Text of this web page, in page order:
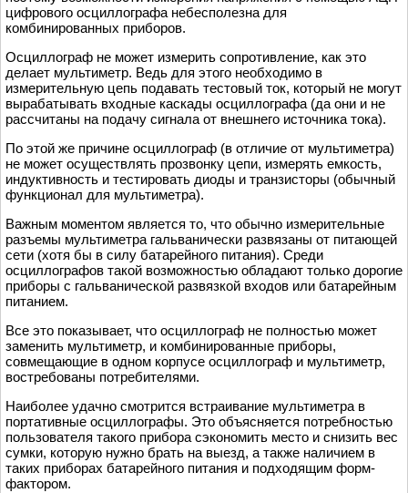
цифрового осциллографа небесполезна для
комбинированных приборов.
Осциллограф не может измерить сопротивление, как это
делает мультиметр. Ведь для этого необходимо в
измерительную цепь подавать тестовый ток, который не могут
вырабатывать входные каскады осциллографа (да они и не
рассчитаны на подачу сигнала от внешнего источника тока).
По этой же причине осциллограф (в отличие от мультиметра)
не может осуществлять прозвонку цепи, измерять емкость,
индуктивность и тестировать диоды и транзисторы (обычный
функционал для мультиметра).
Важным моментом является то, что обычно измерительные
разъемы мультиметра гальванически развязаны от питающей
сети (хотя бы в силу батарейного питания). Среди
осциллографов такой возможностью обладают только дорогие
приборы с гальванической развязкой входов или батарейным
питанием.
Все это показывает, что осциллограф не полностью может
заменить мультиметр, и комбинированные приборы,
совмещающие в одном корпусе осциллограф и мультиметр,
востребованы потребителями.
Наиболее удачно смотрится встраивание мультиметра в
портативные осциллографы. Это объясняется потребностью
пользователя такого прибора сэкономить место и снизить вес
сумки, которую нужно брать на выезд, а также наличием в
таких приборах батарейного питания и подходящим форм-
фактором.